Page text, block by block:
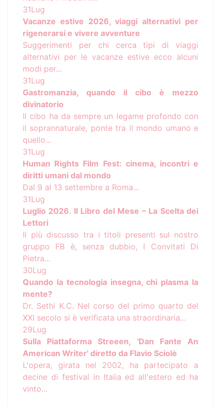
31Lug
Vacanze estive 2026, viaggi alternativi per
rigenerarsi e vivere avventure
Suggerimenti per chi cerca tipi di viaggi
alternativi per le vacanze estive ecco alcuni
modi per...
31Lug
Gastromanzia, quando il cibo è mezzo
divinatorio
Il cibo ha da sempre un legame profondo con
il soprannaturale, ponte tra il mondo umano e
quello...
31Lug
Human Rights Film Fest: cinema, incontri e
diritti umani dal mondo
Dal 9 al 13 settembre a Roma...
31Lug
Luglio 2026. Il Libro del Mese – La Scelta dei
Lettori
Il più discusso tra i titoli presenti sul nostro
gruppo FB è, senza dubbio, I Convitati Di
Pietra...
30Lug
Quando la tecnologia insegna, chi plasma la
mente?
Dr. Sethi K.C. Nel corso del primo quarto del
XXI secolo si è verificata una straordinaria...
29Lug
Sulla Piattaforma Streeen, 'Dan Fante An
American Writer' diretto da Flavio Sciolè
L'opera, girata nel 2002, ha partecipato a
decine di festival in Italia ed all'estero ed ha
vinto...